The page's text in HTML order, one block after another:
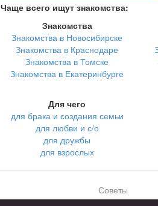
Чаще всего ищут знакомства:
Знакомства
Знакомства в Новосибирске
Знакомства в Краснодаре
Знакомства в Томске
Знакомства в Екатеринбурге
Для чего
для брака и создания семьи
для любви и с/о
для дружбы
для взрослых
Советы